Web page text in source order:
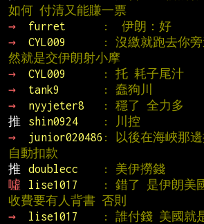
如何 付清又能賺一票
→
furret :  伊朗：好
→
CYL009
: 沒繳就跑去你
然就是交伊朗射小摩
→
CYL009 : 托 耗子尾汁
→
tank9 : 蠢狗川
→
nyyjeter8 : 穩了 全力多
推
shin0924 : 川控
→
junior020486 : 以後在海峽那
自動扣款
推
doublecc : 美伊撈錢
噓
lise1017
: 錯了 是伊朗美
收費要有人背書 否則
→
lise1017
: 誰付錢 美國就